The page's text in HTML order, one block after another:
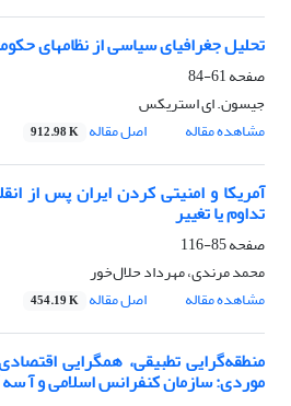
تحلیل جغرافیای سیاسی از نظامهای
صفحه61-84
جیسون. ای استریکس
مشاهده مقاله
اصل مقاله 912.98 K
تداوم یا تغییر
صفحه85-116
محمد مرندی، مهرداد حلال‌خور
مشاهده مقاله
اصل مقاله 454.19 K
منطقه‌گرایی تطبیقی، همگرایی
موردی: سازمان کنفرانس اسلامی و آ